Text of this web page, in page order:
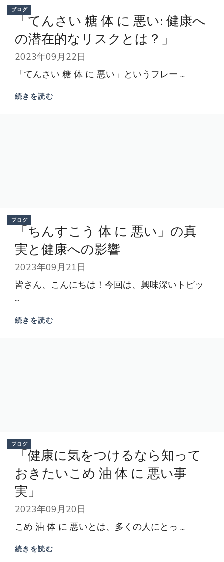
ブログ
「てんさい 糖 体 に 悪い: 健康へ
の潜在的なリスクとは？」
2023年09月22日
「てんさい 糖 体 に 悪い」というフレー ...
続きを読む
ブログ
「ちんすこう 体 に 悪い」の真
実と健康への影響
2023年09月21日
皆さん、こんにちは！今回は、興味深いトピッ
...
続きを読む
ブログ
「健康に気をつけるなら知って
おきたいこめ 油 体 に 悪い事
実」
2023年09月20日
こめ 油 体 に 悪いとは、多くの人にとっ ...
続きを読む